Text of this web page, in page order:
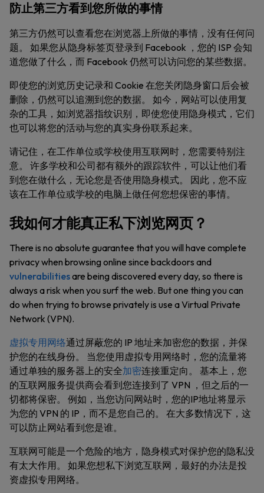
防止第三方看到您所做的事情
第三方仍然可以查看您在浏览器上所做的事情，没有任何问
题。 如果您从隐身标签页登录到 Facebook ，您的 ISP 会知
道您做了什么，而 Facebook 仍然可以访问您的某些数据。
即使您的浏览历史记录和 Cookie 在您关闭隐身窗口后会被
删除，仍然可以追溯到您的数据。 如今，网站可以使用复
杂的工具，如浏览器指纹识别，即使您使用隐身模式，它们
也可以将您的活动与您的真实身份联系起来。
请记住，在工作单位或学校使用互联网时，您需要特别注
意。 许多学校和公司都有额外的跟踪软件，可以让他们看
到您在做什么，无论您是否使用隐身模式。 因此，您不应
该在工作单位或学校的电脑上做任何您想保密的事情。
我如何才能真正私下浏览网页？
There is no absolute guarantee that you will have complete
privacy when browsing online since backdoors and
vulnerabilitiesare being discovered every day, so there is
always a risk when you surf the web. But one thing you can
do when trying to browse privately is use a Virtual Private
Network (VPN).
虚拟专用网络通过屏蔽您的 IP 地址来加密您的数据，并保
护您的在线身份。 当您使用虚拟专用网络时，您的流量将
通过单独的服务器上的安全加密连接重定向。 基本上，您
的互联网服务提供商会看到您连接到了 VPN ，但之后的一
切都将保密。 例如，当您访问网站时，您的IP地址将显示
为您的 VPN 的 IP，而不是您自己的。 在大多数情况下，这
可以防止网站看到您是谁。
互联网可能是一个危险的地方，隐身模式对保护您的隐私没
有太大作用。 如果您想私下浏览互联网，最好的办法是投
资虚拟专用网络。